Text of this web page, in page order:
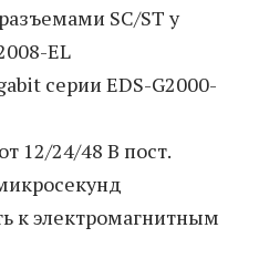
SC/ST у
EL
серии EDS-G2000-
12/24/48 В пост.
к электромагнитным